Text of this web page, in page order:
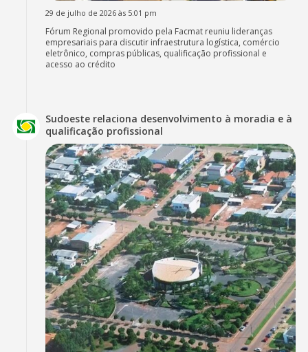
29 de julho de 2026 às 5:01 pm
Fórum Regional promovido pela Facmat reuniu lideranças
empresariais para discutir infraestrutura logística, comércio
eletrônico, compras públicas, qualificação profissional e
acesso ao crédito
Sudoeste relaciona desenvolvimento à moradia e à
qualificação profissional